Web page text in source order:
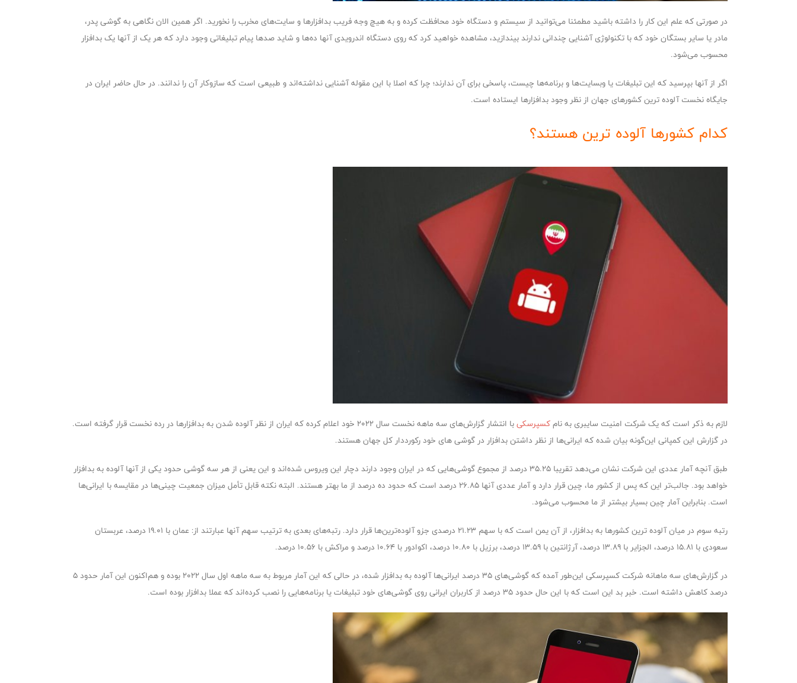
در صورتی که علم این کار را داشته باشید مطمئنا می‌توانید از سیستم و دستگاه خود محافظت کرده و به هیچ وجه فریب بدافزارها و سایت‌های مخرب را نخورید. اگر همین الان نگاهی به گوشی پدر،
مادر یا سایر بستگان خود که با تکنولوژی آشنایی چندانی ندارند بیندازید، مشاهده خواهید کرد که روی دستگاه اندرویدی آنها ده‌ها و شاید صدها پیام تبلیغاتی وجود دارد که هر یک از آنها یک بدافزار
محسوب می‌شود.
اگر از آنها بپرسید که این تبلیغات یا وبسایت‌ها و برنامه‌ها چیست، پاسخی برای آن ندارند؛ چرا که اصلا با این مقوله آشنایی نداشته‌اند و طبیعی است که سازوکار آن را ندانند. در حال حاضر ایران در
جایگاه نخست آلوده ترین کشورهای جهان از نظر وجود بدافزارها ایستاده است.
کدام کشورها آلوده ترین هستند؟
لازم به ذکر است که یک شرکت امنیت سایبری به نامکسپرسکی
با انتشار گزارش‌های سه ماهه نخست سال ۲۰۲۲ خود اعلام کرده که ایران از نظر آلوده شدن به بدافزارها در رده نخست قرار گرفته است.
در گزارش این کمپانی این‌گونه بیان شده که ایرانی‌ها از نظر داشتن بدافزار در گوشی های خود رکورددار کل جهان هستند.
طبق آنچه آمار عددی این شرکت نشان می‌‌دهد تقریبا ۳۵.۲۵ درصد از مجموع گوشی‌هایی که در ایران وجود دارند دچار این ویروس شده‌اند و این یعنی از هر سه گوشی حدود یکی از آنها آلوده به بدافزار
خواهد بود. جالب‌تر این که پس از کشور ما، چین قرار دارد و آمار عددی آنها ۲۶.۸۵ درصد است که حدود ده درصد از ما بهتر هستند. البته نکته قابل تأمل میزان جمعیت چینی‌ها در مقایسه با ایرانی‌ها
است. بنابراین آمار چین بسیار بیشتر از ما محسوب می‌شود.
رتبه سوم در میان آلوده ترین کشورها به بدافزار، از آن یمن است که با سهم ۲۱.۲۳ درصدی جزو آلوده‌ترین‌ها قرار دارد. رتبه‌های بعدی به ترتیب سهم آنها عبارتند از: عمان با ۱۹.۰۱ درصد، عربستان
سعودی با ۱۵.۸۱ درصد، الجزایر با ۱۳.۸۹ درصد، آرژانتین با ۱۳.۵۹ درصد، برزیل با ۱۰.۸۰ درصد، اکوادور با ۱۰.۶۴ درصد و مراکش با ۱۰.۵۶ درصد.
در گزارش‌های سه ماهانه شرکت کسپرسکی این‌طور آمده که گوشی‌های ۳۵ درصد ایرانی‌ها آلوده به بدافزار شده، در حالی که این آمار مربوط به سه ماهه اول سال ۲۰۲۲ بوده و هم‌اکنون این آمار حدود ۵
درصد کاهش داشته است. خبر بد این است که با این حال حدود ۳۵ درصد از کاربران ایرانی روی گوشی‌های خود تبلیغات یا برنامه‌هایی را نصب کرده‌اند که عملا بدافزار بوده است.